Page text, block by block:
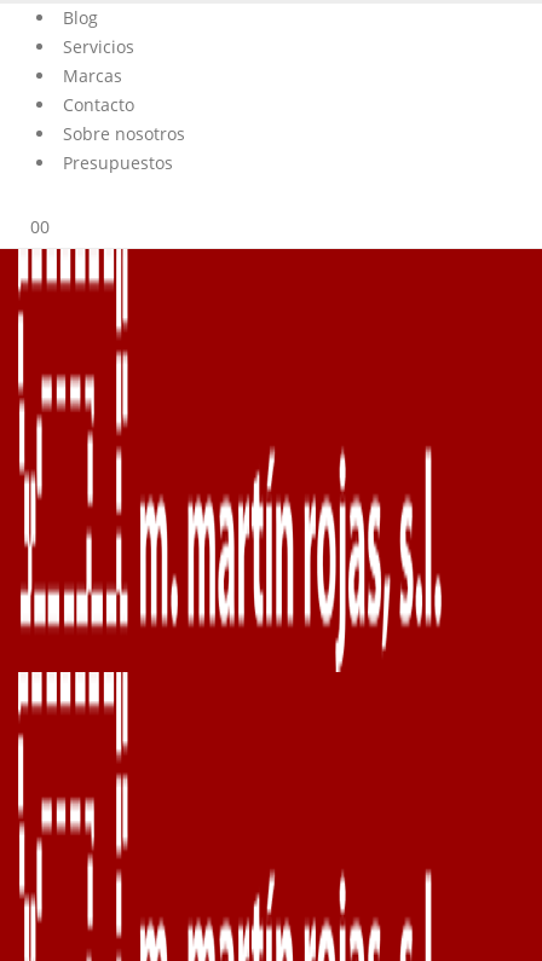
Blog
Servicios
Marcas
Contacto
Sobre nosotros
Presupuestos
00